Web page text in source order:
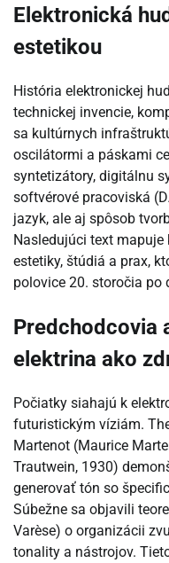
Elektronická
estetikou
História elektronickej
technickej invencie,
sa kultúrnych
oscilátormi a páskami
syntetizátory, digitálnu
softvérové pracoviská
jazyk, ale aj spôsob
Nasledujúci text
estetiky, štúdiá a prax,
polovice 20. storočia po
Predchodcovia
elektrina ako
Počiatky siahajú k
futuristickým víziám.
Martenot (Maurice
Trautwein, 1930)
generovať tón so
Súbežne sa objavili
Varèse) o organizácii
tonality a nástrojov.